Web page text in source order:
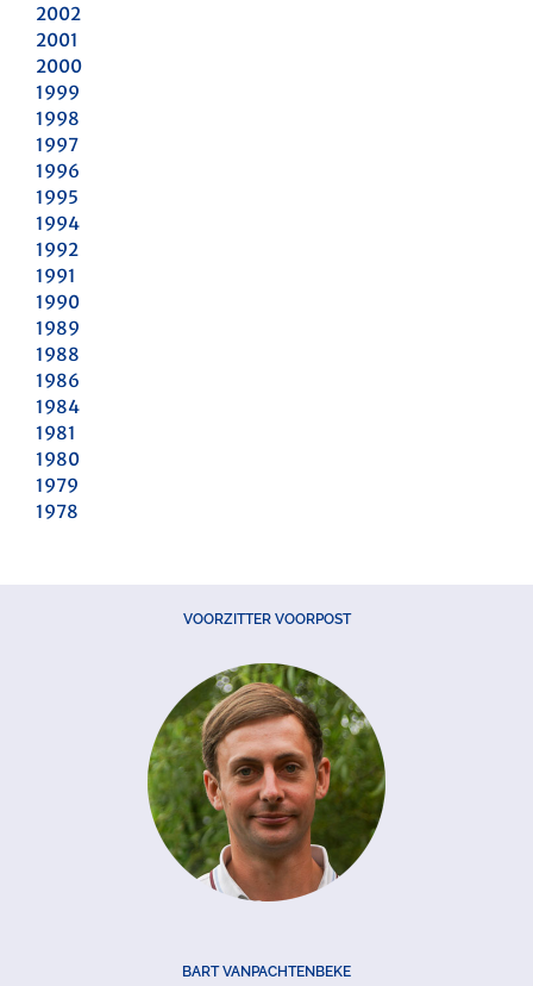
2002
2001
2000
1999
1998
1997
1996
1995
1994
1992
1991
1990
1989
1988
1986
1984
1981
1980
1979
1978
VOORZITTER VOORPOST
BART VANPACHTENBEKE